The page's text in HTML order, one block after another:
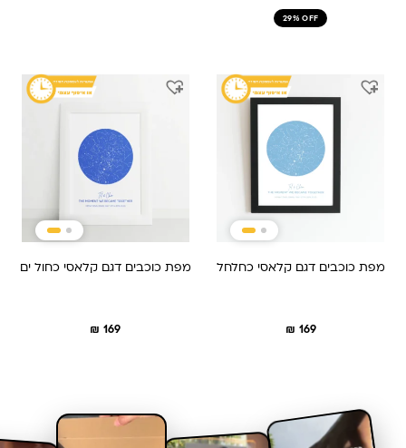
29% OFF
מפת כוכבים דגם קלאסי כחלחל
₪ 169
מפת כוכבים דגם קלאסי כחול ים
₪ 169